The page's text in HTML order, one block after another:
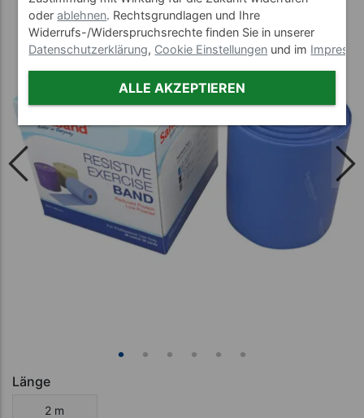
Länge
2 m
oderablehnen. Rechtsgrundlagen und Ihre
Widerrufs-/Widerspruchsrechte finden Sie in unserer
Datenschutzerklärung, Cookie Einstellungen und im
ALLE AKZEPTIEREN